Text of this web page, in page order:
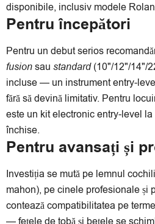
disponibile, inclusiv modele
Pentru începători
Pentru un debut serios
fusionsau standard(10"/12"/14"/
incluse — un instrument entry-
fără să devină limitativ. Pentru
este un kit electronic entry-level la
închise.
Pentru avansați și
Investiția se mută pe lemnul
mahon), pe cinele profesionale și
contează compatibilitatea pe